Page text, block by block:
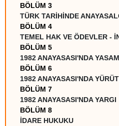
BÖLÜM 3
TÜRK TARİHİNDE
BÖLÜM 4
TEMEL HAK VE ÖDEVLER -
BÖLÜM 5
1982 ANAYASASI'NDA
BÖLÜM 6
1982 ANAYASASI'NDA
BÖLÜM 7
1982 ANAYASASI'NDA YARGI
BÖLÜM 8
İDARE HUKUKU